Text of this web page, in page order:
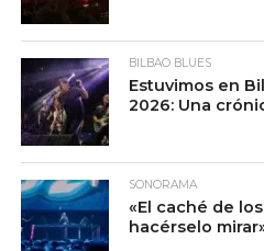
BILBAO BLUES
Estuvimos en
2026: Una
SONORAMA
«El caché de
hacérselo